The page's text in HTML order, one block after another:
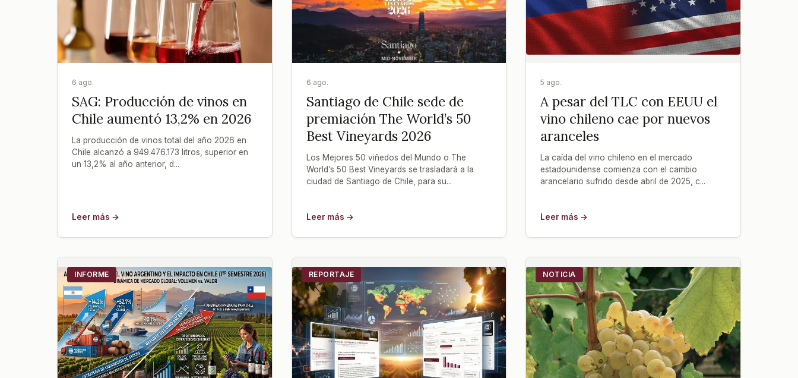
6 ago.
SAG: Producción de vinos en
Chile aumentó 13,2% en 2026
La producción de vinos total del año 2026 en
Chile alcanzó a 949.476.173 litros, superior en
un 13,2% al año anterior, d...
Leer más →
6 ago.
Santiago de Chile sede de
premiación The World’s 50
Best Vineyards 2026
Los Mejores 50 viñedos del Mundo o The
World’s 50 Best Vineyards se trasladará a la
ciudad de Santiago de Chile, para su...
Leer más →
5 ago.
A pesar del TLC con EEUU el
vino chileno cae por nuevos
aranceles
La caída del vino chileno en el mercado
estadounidense comienza con el cambio
arancelario sufrido desde abril de 2025, c...
Leer más →
INFORME REPORTAJE NOTICIA